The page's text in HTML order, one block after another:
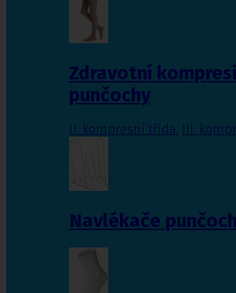
Zdravotní
punčochy
II. kompresní třída III.
Navlékače punčoch